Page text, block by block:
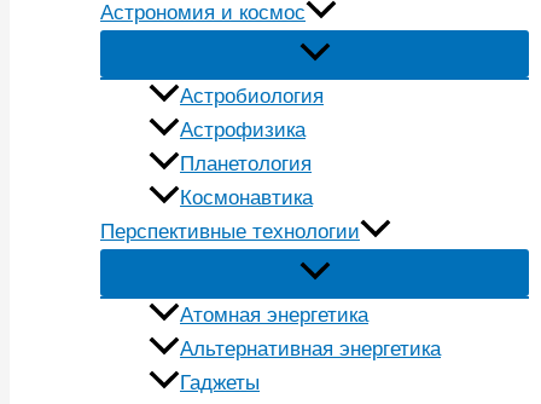
Астрономия и космос
Астробиология
Астрофизика
Планетология
Космонавтика
Перспективные технологии
Атомная энергетика
Альтернативная энергетика
Гаджеты